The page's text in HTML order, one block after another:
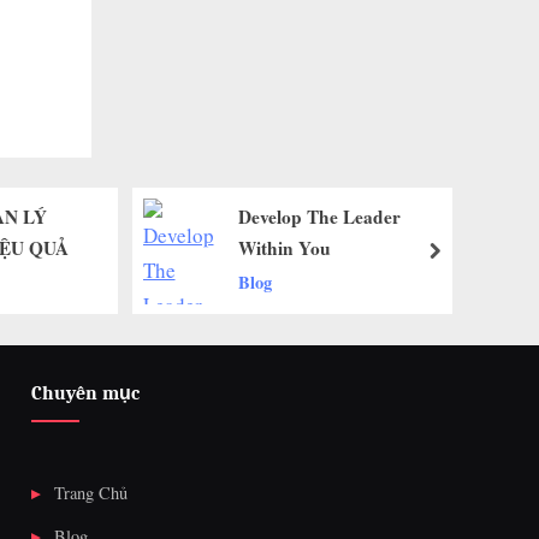
The Leader
You
Book Recap: Good
Leaders Ask Great
next
Chuyên mục
Trang Chủ